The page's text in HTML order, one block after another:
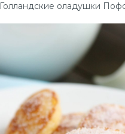
Голландские оладушки